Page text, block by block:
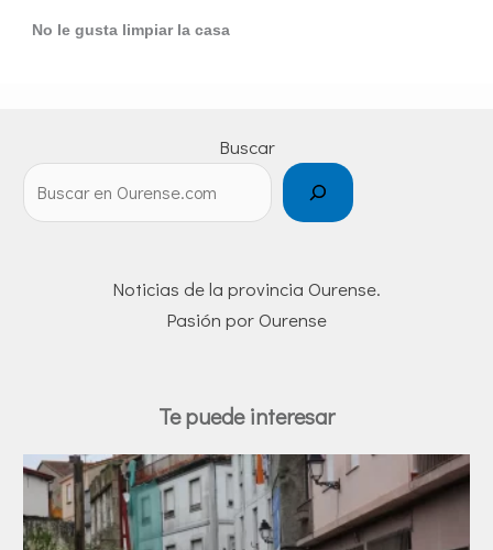
No le gusta limpiar la casa
Buscar
Noticias de la provincia Ourense.
Pasión por Ourense
Te puede interesar